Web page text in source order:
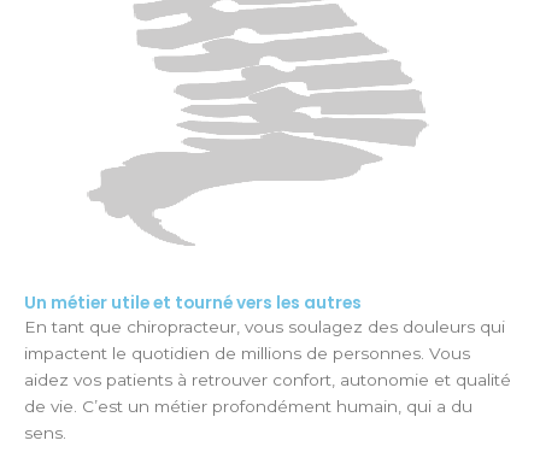
Un métier utile et tourné vers les autres
En tant que chiropracteur, vous soulagez des douleurs qui
impactent le quotidien de millions de personnes. Vous
aidez vos patients à retrouver confort, autonomie et qualité
de vie. C’est un métier profondément humain, qui a du
sens.